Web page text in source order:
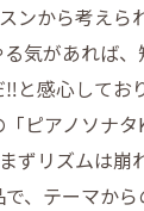
ンから考えら
気があれば
と感心してお
ピアノソナ
ずリズムは崩
、テーマか